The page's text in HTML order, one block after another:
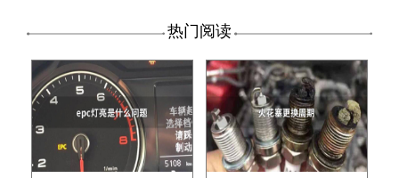
热门阅读